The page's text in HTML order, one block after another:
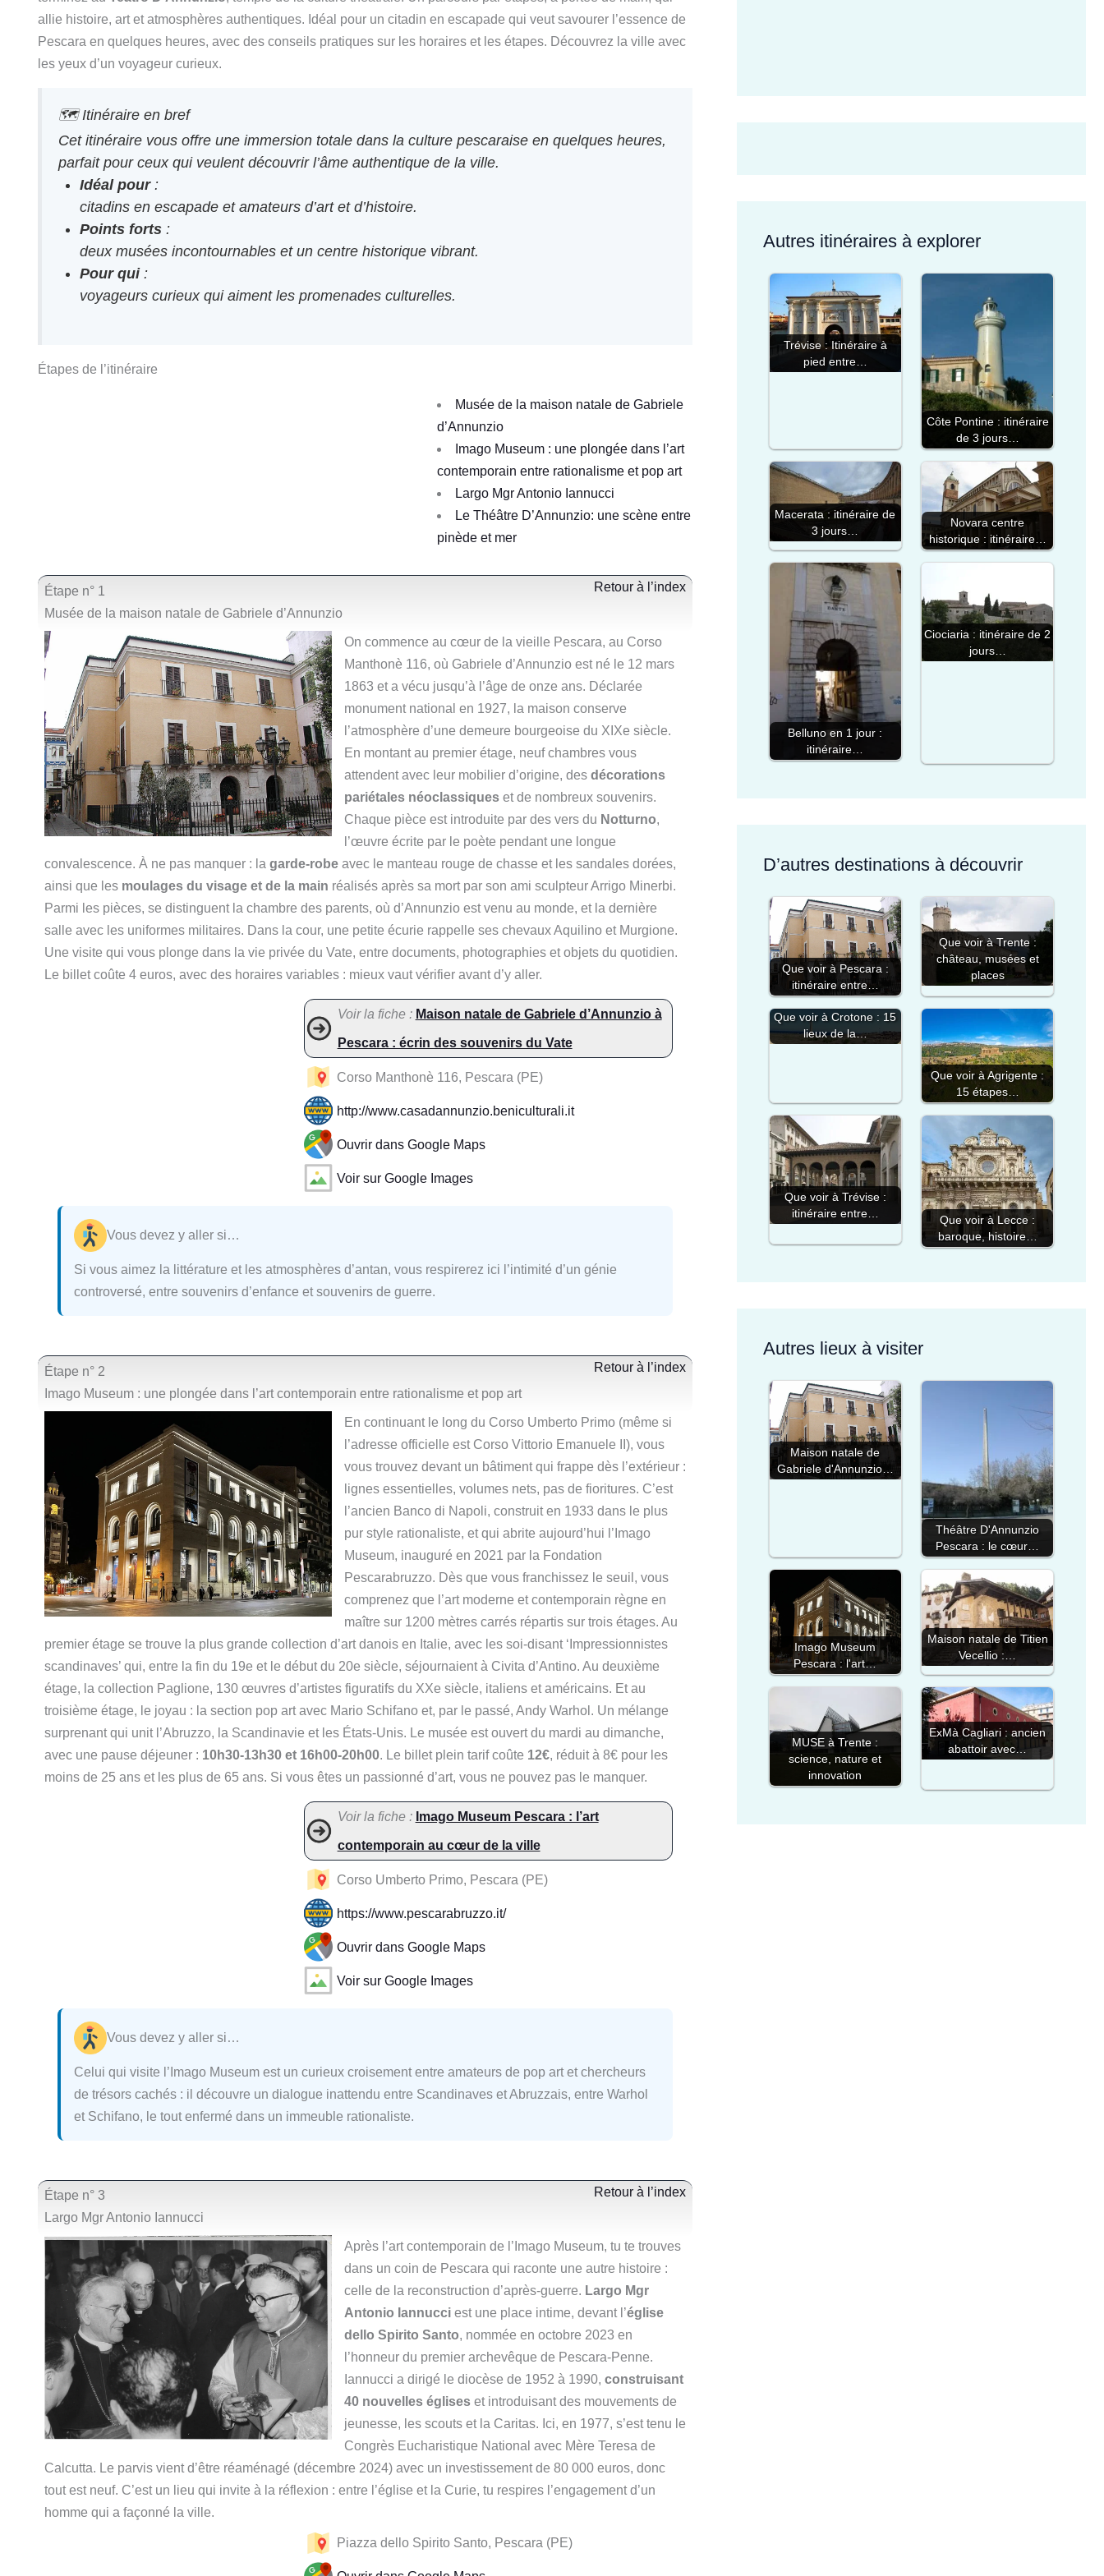
allie histoire, art et atmosphères authentiques. Idéal pour un citadin en escapade qui veut savourer l’essence de
Pescara en quelques heures, avec des conseils pratiques sur les horaires et les étapes. Découvrez la ville avec
les yeux d’un voyageur curieux.
🗺️ Itinéraire en bref
Cet itinéraire vous offre une immersion totale dans la culture pescaraise en quelques heures,
parfait pour ceux qui veulent découvrir l’âme authentique de la ville.
Idéal pour:
citadins en escapade et amateurs d’art et d’histoire.
Points forts :
deux musées incontournables et un centre historique vibrant.
Pour qui:
voyageurs curieux qui aiment les promenades culturelles.
Étapes de l’itinéraire
Musée de la maison natale de Gabriele
d’Annunzio
Imago Museum : une plongée dans l’art
contemporain entre rationalisme et pop art
Largo Mgr Antonio Iannucci
Le Théâtre D’Annunzio: une scène entre
pinède et mer
Étape n° 1
Retour à l’index
Musée de la maison natale de Gabriele d’Annunzio
On commence au cœur de la vieille Pescara, au Corso
Manthonè 116, où Gabriele d’Annunzio est né le 12 mars
1863 et a vécu jusqu’à l’âge de onze ans. Déclarée
monument national en 1927, la maison conserve
l’atmosphère d’une demeure bourgeoise du XIXe siècle.
En montant au premier étage, neuf chambres vous
attendent avec leur mobilier d’origine, des décorations
pariétales néoclassiques et de nombreux souvenirs.
Chaque pièce est introduite par des vers du Notturno,
l’œuvre écrite par le poète pendant une longue
convalescence. À ne pas manquer : la garde-robe avec le manteau rouge de chasse et les sandales dorées,
ainsi que les moulages du visage et de la main réalisés après sa mort par son ami sculpteur Arrigo Minerbi.
Parmi les pièces, se distinguent la chambre des parents, où d’Annunzio est venu au monde, et la dernière
salle avec les uniformes militaires. Dans la cour, une petite écurie rappelle ses chevaux Aquilino et Murgione.
Une visite qui vous plonge dans la vie privée du Vate, entre documents, photographies et objets du quotidien.
Le billet coûte 4 euros, avec des horaires variables : mieux vaut vérifier avant d’y aller.
Voir la fiche : Maison natale de Gabriele d’Annunzio à
Pescara : écrin des souvenirs du Vate
Corso Manthonè 116, Pescara (PE)
http://www.casadannunzio.beniculturali.it
Ouvrir dans Google Maps
Voir sur Google Images
Vous devez y aller si…
Si vous aimez la littérature et les atmosphères d’antan, vous respirerez ici l’intimité d’un génie
controversé, entre souvenirs d’enfance et souvenirs de guerre.
Étape n° 2
Retour à l’index
Imago Museum : une plongée dans l’art contemporain entre rationalisme et pop art
En continuant le long du Corso Umberto Primo (même si
l’adresse officielle est Corso Vittorio Emanuele II), vous
vous trouvez devant un bâtiment qui frappe dès l’extérieur :
lignes essentielles, volumes nets, pas de fioritures. C’est
l’ancien Banco di Napoli, construit en 1933 dans le plus
pur style rationaliste, et qui abrite aujourd’hui l’Imago
Museum, inauguré en 2021 par la Fondation
Pescarabruzzo. Dès que vous franchissez le seuil, vous
comprenez que l’art moderne et contemporain règne en
maître sur 1200 mètres carrés répartis sur trois étages. Au
premier étage se trouve la plus grande collection d’art danois en Italie, avec les soi-disant ‘Impressionnistes
scandinaves’ qui, entre la fin du 19e et le début du 20e siècle, séjournaient à Civita d’Antino. Au deuxième
étage, la collection Paglione, 130 œuvres d’artistes figuratifs du XXe siècle, italiens et américains. Et au
troisième étage, le joyau : la section pop art avec Mario Schifano et, par le passé, Andy Warhol. Un mélange
surprenant qui unit l’Abruzzo, la Scandinavie et les États-Unis. Le musée est ouvert du mardi au dimanche,
avec une pause déjeuner : 10h30-13h30 et 16h00-20h00. Le billet plein tarif coûte 12€, réduit à 8€ pour les
moins de 25 ans et les plus de 65 ans. Si vous êtes un passionné d’art, vous ne pouvez pas le manquer.
Voir la fiche : Imago Museum Pescara : l’art
contemporain au cœur de la ville
Corso Umberto Primo, Pescara (PE)
https://www.pescarabruzzo.it/
Ouvrir dans Google Maps
Voir sur Google Images
Vous devez y aller si…
Celui qui visite l’Imago Museum est un curieux croisement entre amateurs de pop art et chercheurs
de trésors cachés : il découvre un dialogue inattendu entre Scandinaves et Abruzzais, entre Warhol
et Schifano, le tout enfermé dans un immeuble rationaliste.
Étape n° 3
Retour à l’index
Largo Mgr Antonio Iannucci
Après l’art contemporain de l’Imago Museum, tu te trouves
dans un coin de Pescara qui raconte une autre histoire :
celle de la reconstruction d’après-guerre. Largo Mgr
Antonio Iannucci est une place intime, devant l’église
dello Spirito Santo, nommée en octobre 2023 en
l’honneur du premier archevêque de Pescara-Penne.
Iannucci a dirigé le diocèse de 1952 à 1990, construisant
40 nouvelles églises et introduisant des mouvements de
jeunesse, les scouts et la Caritas. Ici, en 1977, s’est tenu le
Congrès Eucharistique National avec Mère Teresa de
Calcutta. Le parvis vient d’être réaménagé (décembre 2024) avec un investissement de 80 000 euros, donc
tout est neuf. C’est un lieu qui invite à la réflexion : entre l’église et la Curie, tu respires l’engagement d’un
homme qui a façonné la ville.
Piazza dello Spirito Santo, Pescara (PE)
Autres itinéraires à explorer
Trévise : Itinéraire à
pied entre…
Côte Pontine : itinéraire
de 3 jours…
Macerata : itinéraire de
3 jours…
Novara centre
historique : itinéraire…
Belluno en 1 jour :
itinéraire…
Ciociaria : itinéraire de 2
jours…
D’autres destinations à découvrir
Que voir à Pescara :
itinéraire entre…
Que voir à Trente :
château, musées et
places
Que voir à Crotone : 15
lieux de la…
Que voir à Agrigente :
15 étapes…
Que voir à Trévise :
itinéraire entre…
Que voir à Lecce :
baroque, histoire…
Autres lieux à visiter
Maison natale de
Gabriele d'Annunzio…
Théâtre D'Annunzio
Pescara : le cœur…
Imago Museum
Pescara : l'art…
Maison natale de Titien
Vecellio :…
MUSE à Trente :
science, nature et
innovation
ExMà Cagliari : ancien
abattoir avec…